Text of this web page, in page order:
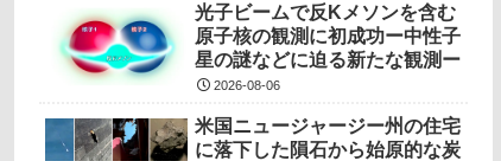
光子ビームで反Kメソンを含む
原子核の観測に初成功ー中性子
星の謎などに迫る新たな観測ー
2026-08-06
米国ニュージャージー州の住宅
に落下した隕石から始原的な炭